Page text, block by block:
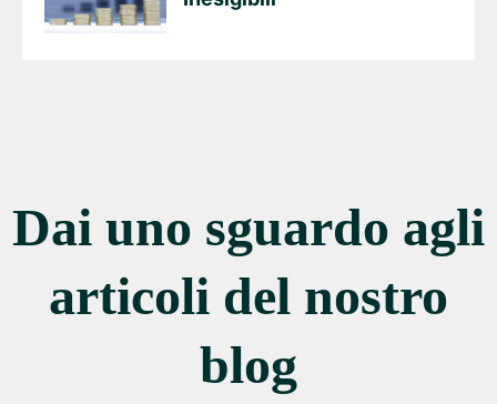
Dai uno sguardo agli
articoli del nostro
blog